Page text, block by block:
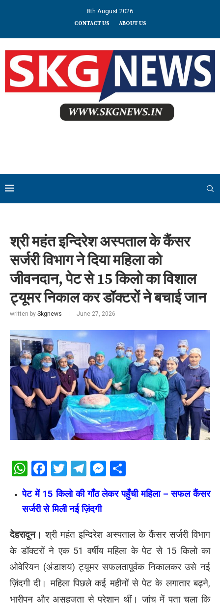
8th August 2026
CONTACT US ABOUT US
श्री महंत इन्दिरेश अस्पताल के कैंसर
सर्जरी विभाग ने दिया महिला को
जीवनदान, पेट से 15 किलो का विशाल
ट्यूमर निकाल कर डॉक्टरों ने बचाई जान
written by Skgnews June 27, 2026
WhatsApp
Facebook
Twitter
Telegram
Messenger
पेट में 15 किलो की गाँठ लेकर पहुँची महिला – सफल कैंसर
सर्जरी से मिली नई ज़िंदगी
देहरादून। श्री महंत इन्दिरेश अस्पताल के कैंसर सर्जरी विभाग
के डॉक्टरों ने एक 51 वर्षीय महिला के पेट से 15 किलो का
ओवेरियन (अंडाशय) ट्यूमर सफलतापूर्वक निकालकर उसे नई
ज़िंदगी दी। महिला पिछले कई महीनों से पेट के लगातार बढ़ने,
भारीपन और असहजता से परेशान थीं। जांच में पता चला कि